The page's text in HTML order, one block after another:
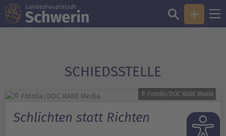
SCHIEDSSTELLE
© Fotolia/DOC RABE Media
Schlichten statt Richten